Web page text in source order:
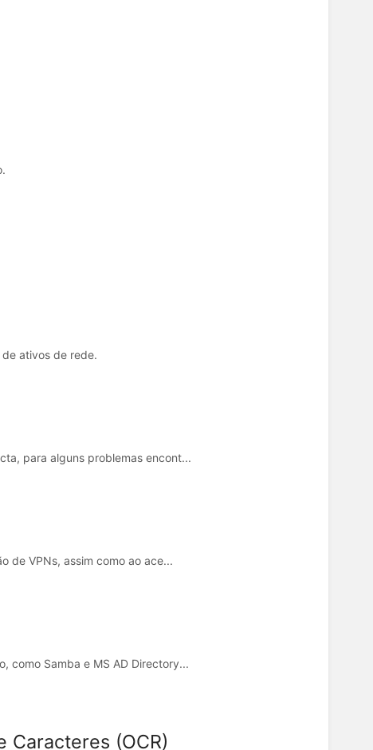
ativos de rede.
para alguns problemas encont...
de VPNs, assim como ao ace...
como Samba e MS AD Directory...
Caracteres (OCR)